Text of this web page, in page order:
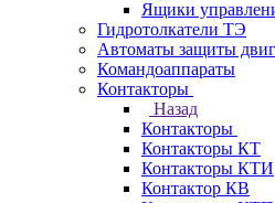
Ящики
Гидротолкатели ТЭ
Автоматы защиты
Командоаппараты
Контакторы
Назад
Контакторы
Контакторы КТ
Контакторы КТИ
Контактор КВ